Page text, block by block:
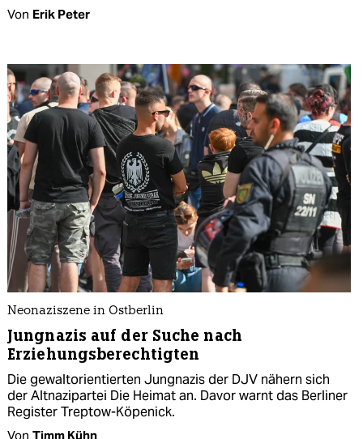
Von Erik Peter
Neonaziszene in Ostberlin
Jungnazis auf der Suche nach
Erziehungsberechtigten
Die gewaltorientierten Jungnazis der DJV nähern sich
der Altnazipartei Die Heimat an. Davor warnt das Berliner
Register Treptow-Köpenick.
Von Timm Kühn